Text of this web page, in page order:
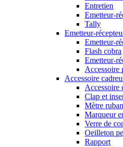
Entretien
Emetteur-
Tally
Emetteur-
Emetteur-
Flash cobra
Emetteur-
Accessoire
Accessoire
Accessoire
Clap et
Mètre
Marqueur
Verre de
Oeilleton
Rapport